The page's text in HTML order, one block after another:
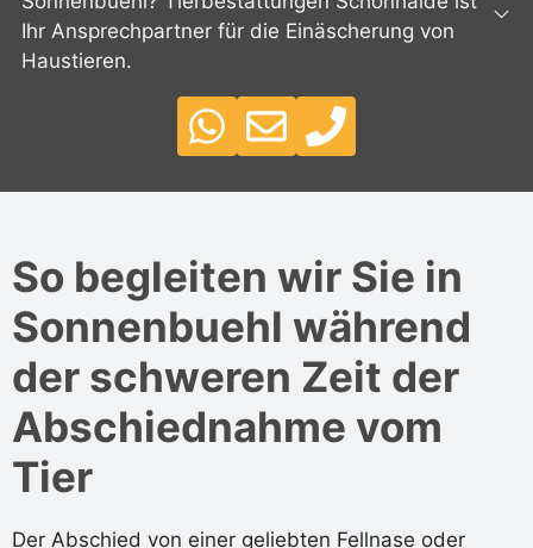
Ihr Ansprechpartner für die Einäscherung von
Haustieren.
So begleiten wir Sie in
Sonnenbuehl während
der schweren Zeit der
Abschiednahme vom
Tier
Der Abschied von einer geliebten Fellnase oder